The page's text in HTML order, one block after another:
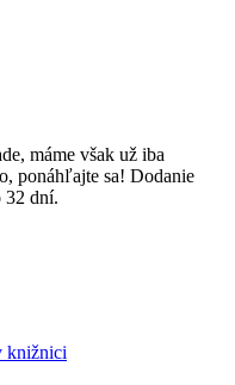
máme však už iba
ponáhľajte sa! Dodanie
32 dní.
knižnici